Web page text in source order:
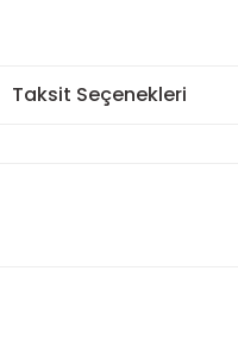
Taksit Seçenekleri